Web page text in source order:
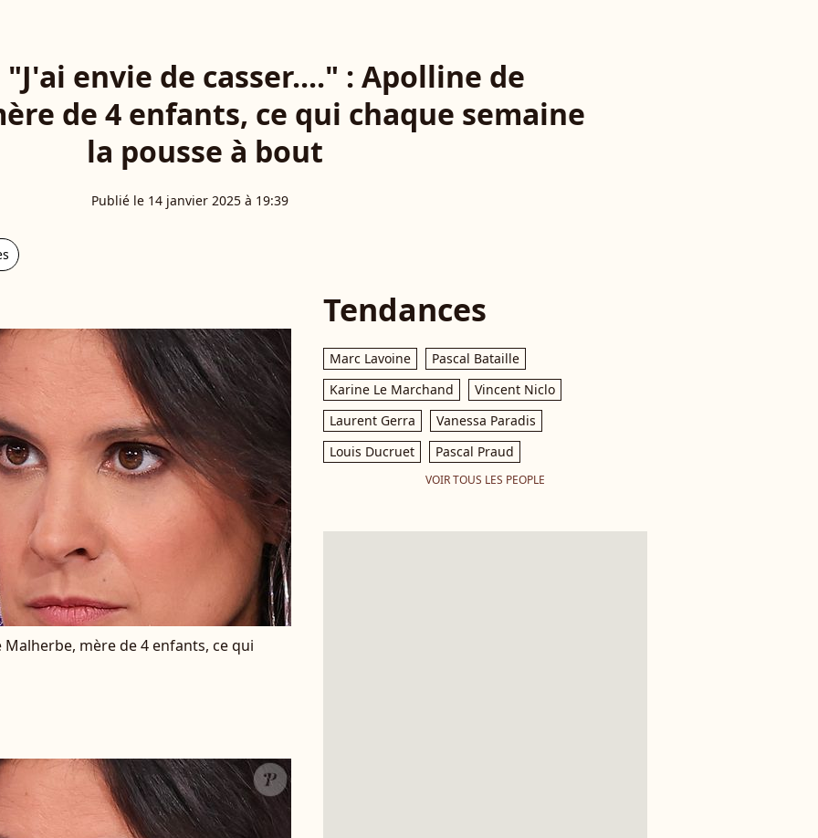
envie de casser...." : Apolline de
de 4 enfants, ce qui chaque semaine
la pousse à bout
Publié le 14 janvier 2025 à 19:39
Malherbe, mère de 4 enfants, ce qui
Tendances
Marc Lavoine
Pascal Bataille
Karine Le Marchand
Vincent Niclo
Laurent Gerra
Vanessa Paradis
Louis Ducruet
Pascal Praud
VOIR TOUS LES PEOPLE